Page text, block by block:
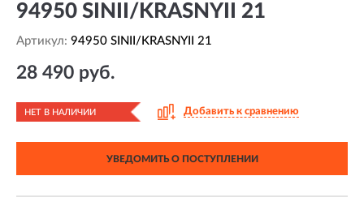
94950 SINII/KRASNYII 21
Артикул: 94950 SINII/KRASNYII 21
28 490 руб.
НЕТ В НАЛИЧИИ Добавить к сравнению
УВЕДОМИТЬ О ПОСТУПЛЕНИИ